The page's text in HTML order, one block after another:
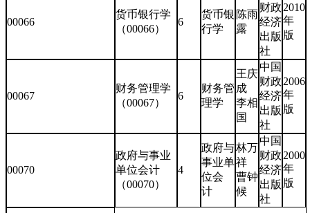
00066
货币银行学
（00066）
6
货币银
行学
陈雨
露
财政
经济
出版
社
2010
年
版
00067
财务管理学
（00067）
6
财务管
理学
王庆
成
李相
国
中国
财政
经济
出版
社
2006
年
版
00070
政府与事业
单位会计
（00070）
4
政府与
事业单
位会
计
林万
祥
曹钟
候
中国
财政
经济
出版
社
2000
年
版